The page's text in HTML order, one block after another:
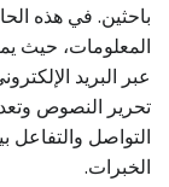
المعلومات، حيث
عبر البريد
تحرير النصوص
التواصل والتفاعل
الخبرات.